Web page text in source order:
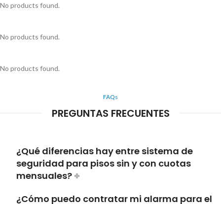
No products found.
No products found.
No products found.
FAQs
PREGUNTAS FRECUENTES
¿Qué diferencias hay entre sistema de
seguridad para pisos sin y con cuotas
mensuales?
¿Cómo puedo contratar mi alarma para el